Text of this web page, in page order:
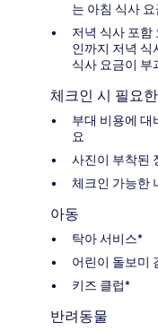
는 아침 식사
저녁 식사 포함
인까지 저녁 식
식사 요금이 부
체크인 시 필요
부대 비용에 대
요
사진이 부착된
체크인 가능한
아동
탁아 서비스*
어린이 돌보미
키즈 클럽*
반려동물